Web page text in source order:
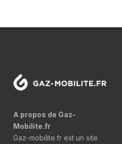
A propos de Gaz-
Mobilite.fr
Gaz-mobilite.fr est un site